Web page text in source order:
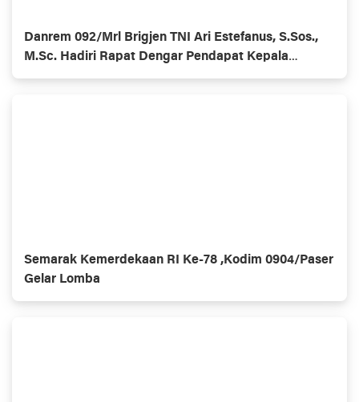
Danrem 092/Mrl Brigjen TNI Ari Estefanus, S.Sos.,
M.Sc. Hadiri Rapat Dengar Pendapat Kepala
Daerah Se-Provinsi Kalimantan Utara
Semarak Kemerdekaan RI Ke-78 ,Kodim 0904/Paser
Gelar Lomba